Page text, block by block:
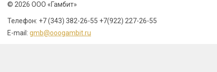
© 2026 ООО «Гамбит»
Телефон: +7 (343) 382-26-55 +7(922) 227-26-55
E-mail: gmb@ooogambit.ru